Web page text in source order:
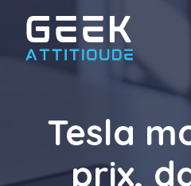
contenu
Tesla
prix,